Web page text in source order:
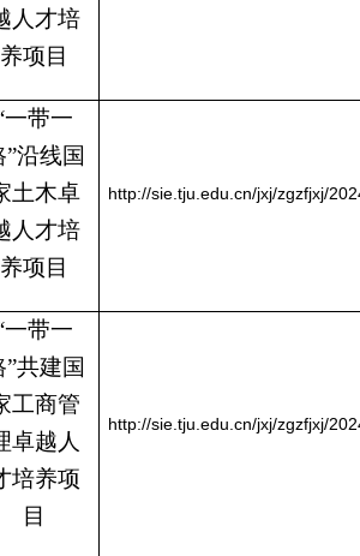
人才培
养项目
一带一
”沿线国
土木卓
人才培
养项目
http://sie.tju.edu.cn/jxj/zgzfjxj/
一带一
”共建国
工商管
卓越人
培养项
目
http://sie.tju.edu.cn/jxj/zgzfjxj/